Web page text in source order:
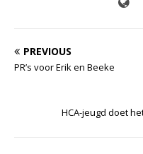
PREVIOUS
PR’s voor Erik en Beeke
HCA-jeugd doet